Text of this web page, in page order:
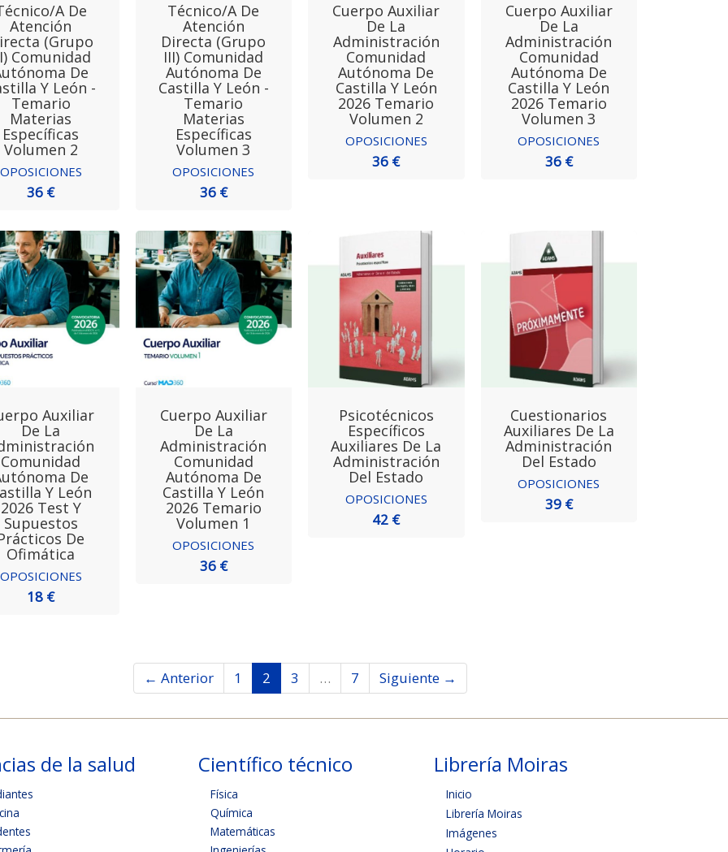
a De
Atención
(Grupo
Comunidad
De
Y León -
Temario
Materias
Específicas
Volumen 2
OPOSICIONES
36 €
Técnico/a De
Atención
Directa (Grupo
III) Comunidad
Autónoma De
Castilla Y León -
Temario
Materias
Específicas
Volumen 3
OPOSICIONES
36 €
Cuerpo Auxiliar
De La
Administración
Comunidad
Autónoma De
Castilla Y León
2026 Temario
Volumen 2
OPOSICIONES
36 €
Cuerpo Auxiliar
De La
Administración
Comunidad
Autónoma De
Castilla Y León
2026 Temario
Volumen 3
OPOSICIONES
36 €
Auxiliar
De La
Comunidad
De
Y León
2026 Test Y
Supuestos
De
Ofimática
OPOSICIONES
18 €
Cuerpo Auxiliar
De La
Administración
Comunidad
Autónoma De
Castilla Y León
2026 Temario
Volumen 1
OPOSICIONES
36 €
Psicotécnicos
Específicos
Auxiliares De La
Administración
Del Estado
OPOSICIONES
42 €
Cuestionarios
Auxiliares De La
Administración
Del Estado
OPOSICIONES
39 €
← Anterior 1 2 3 … 7 Siguiente →
de la salud Científico técnico
Física
Química
Matemáticas
Librería Moiras
Inicio
Librería Moiras
Imágenes